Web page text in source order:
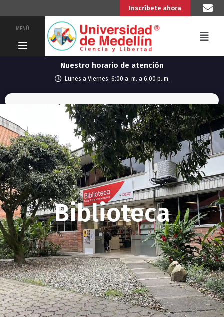
Inscríbete ahora
MENÚ
Nuestro horario de atención
Lunes a Viernes: 6:00 a. m. a 6:00 p. m.
Biblioteca